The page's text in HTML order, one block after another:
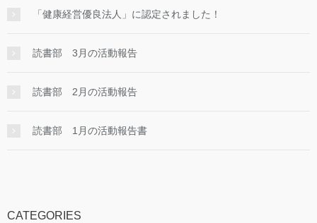
「健康経営優良法人」に認定されました！
読書部 3月の活動報告
読書部 2月の活動報告
読書部 1月の活動報告書
CATEGORIES